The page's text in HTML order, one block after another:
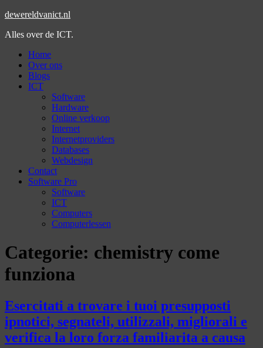
dewereldvanict.nl
Alles over de ICT.
Home
Over ons
Blogs
ICT
Software
Hardware
Online verkoop
Internet
Internetproviders
Databases
Webdesign
Contact
Software Pro
Software
ICT
Computers
Computerlessen
Categorie: chemistry come
funziona
Esercitati a trovare i tuoi presupposti
ipnotici, segnateli, utilizzali, migliorali e
verifica la loro forza familiarita a causa